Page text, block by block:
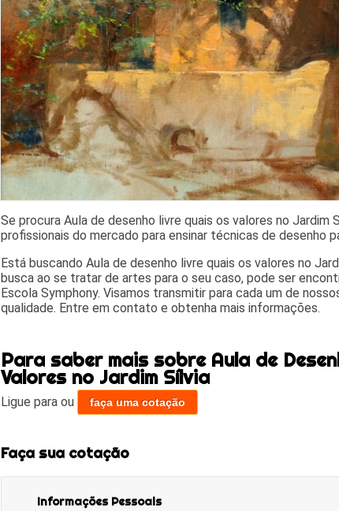
Se procura Aula de desenho livre quais os valores no Jardim
profissionais do mercado para ensinar técnicas de desenho
Está buscando Aula de desenho livre quais os valores no
busca ao se tratar de artes para o seu caso, pode ser
Escola Symphony. Visamos transmitir para cada um de
qualidade. Entre em contato e obtenha mais informações.
Para saber mais sobre Aula de
Valores no Jardim Sílvia
Ligue para ou faça uma cotação
Faça sua cotação
Informações Pessoais